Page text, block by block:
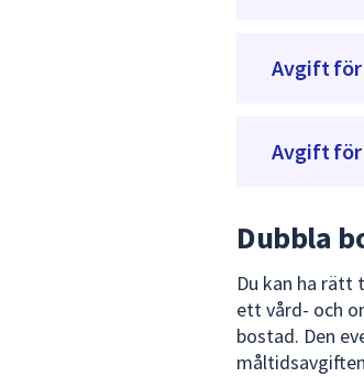
Avgift för
Avgift för
Dubbla
Du kan ha rätt
ett vård- och
bostad. Den